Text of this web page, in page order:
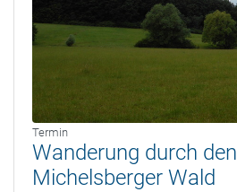
Termin
Wanderung durch den
Michelsberger Wald